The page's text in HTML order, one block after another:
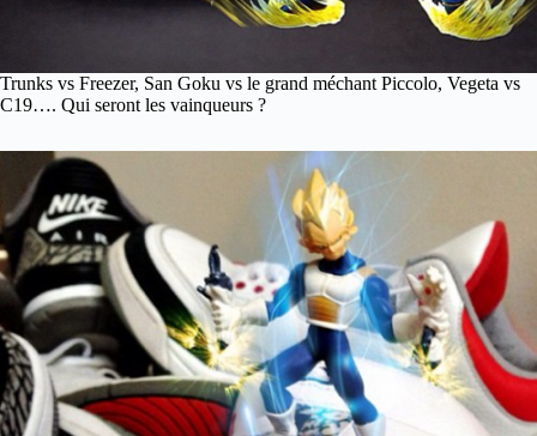
Trunks vs Freezer, San Goku vs le grand méchant Piccolo, Vegeta vs
C19…. Qui seront les vainqueurs ?